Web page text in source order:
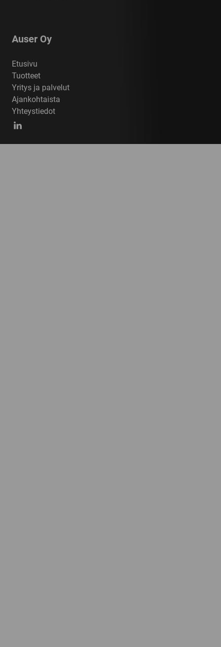
Auser Oy
Etusivu
Tuotteet
Yritys ja palvelut
Ajankohtaista
Yhteystiedot